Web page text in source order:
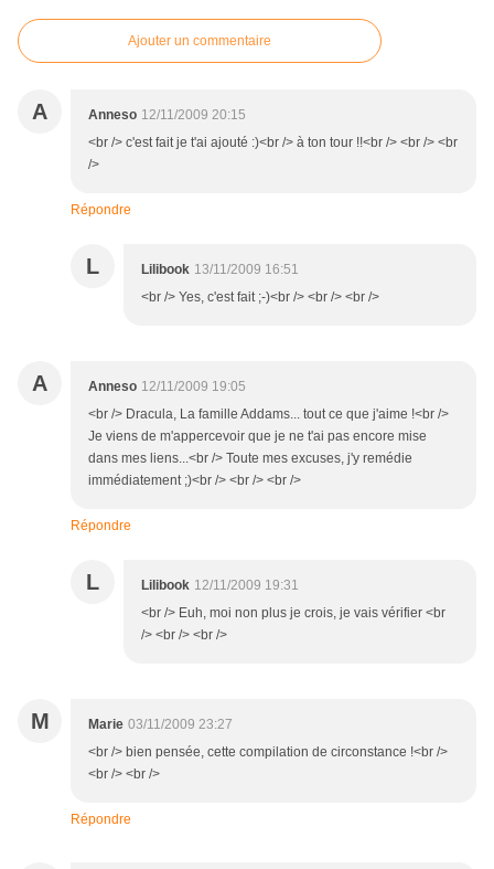
Ajouter un commentaire
A Anneso 12/11/2009 20:15
<br /> c'est fait je t'ai ajouté :)<br /> à ton tour !!<br /> <br /> <br
/>
Répondre
L Lilibook 13/11/2009 16:51
<br /> Yes, c'est fait ;-)<br /> <br /> <br />
A Anneso 12/11/2009 19:05
<br /> Dracula, La famille Addams... tout ce que j'aime !<br />
Je viens de m'appercevoir que je ne t'ai pas encore mise
dans mes liens...<br /> Toute mes excuses, j'y remédie
immédiatement ;)<br /> <br /> <br />
Répondre
L Lilibook 12/11/2009 19:31
<br /> Euh, moi non plus je crois, je vais vérifier <br
/> <br /> <br />
M Marie 03/11/2009 23:27
<br /> bien pensée, cette compilation de circonstance !<br />
<br /> <br />
Répondre